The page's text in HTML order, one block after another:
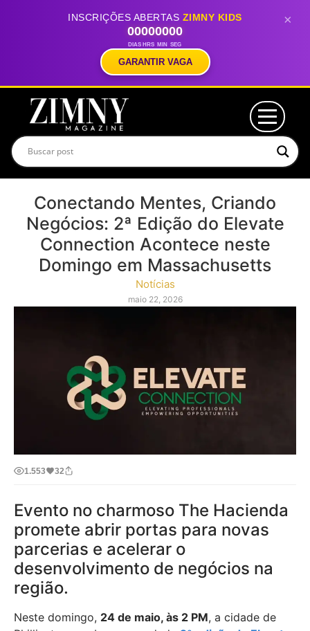
INSCRIÇÕES ABERTAS ZIMNY KIDS
00
DIAS
00
HRS
00
MIN
00
SEG
GARANTIR VAGA
×
Conectando Mentes, Criando
Negócios: 2ª Edição do Elevate
Connection Acontece neste
Domingo em Massachusetts
Notícias
maio 22, 2026
1.553 32
Evento no charmoso The Hacienda
promete abrir portas para novas
parcerias e acelerar o
desenvolvimento de negócios na
região.
Neste domingo, 24 de maio, às 2 PM, a cidade de